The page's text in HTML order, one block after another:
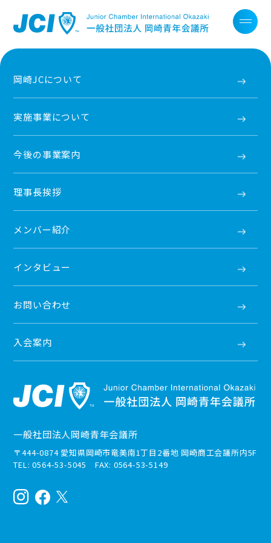
岡崎JCについて
実施事業について
今後の事業案内
理事長挨拶
メンバー紹介
インタビュー
お問い合わせ
入会案内
一般社団法人岡崎青年会議所
〒444-0874 愛知県岡崎市竜美南1丁目2番地 岡崎商工会議所内5F
TEL: 0564-53-5045 FAX: 0564-53-5149